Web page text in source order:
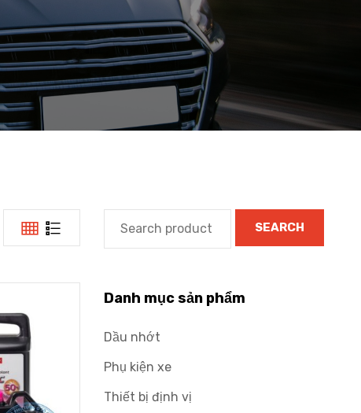
SEARCH
Danh mục sản phẩm
Dầu nhớt
Phụ kiện xe
Thiết bị định vị